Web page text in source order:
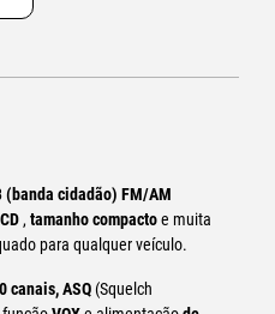
(banda cidadão) FM/AM
, tamanho compactoe muita
para qualquer veículo.
canais, ASQ (Squelch